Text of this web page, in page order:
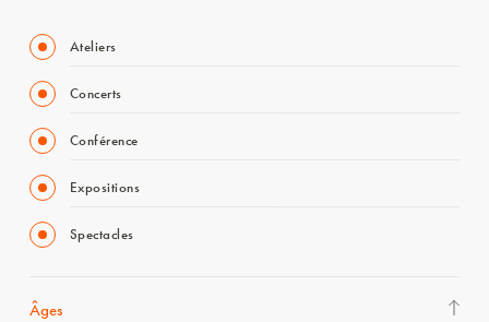
Ateliers
Concerts
Conférence
Expositions
Spectacles
Âges